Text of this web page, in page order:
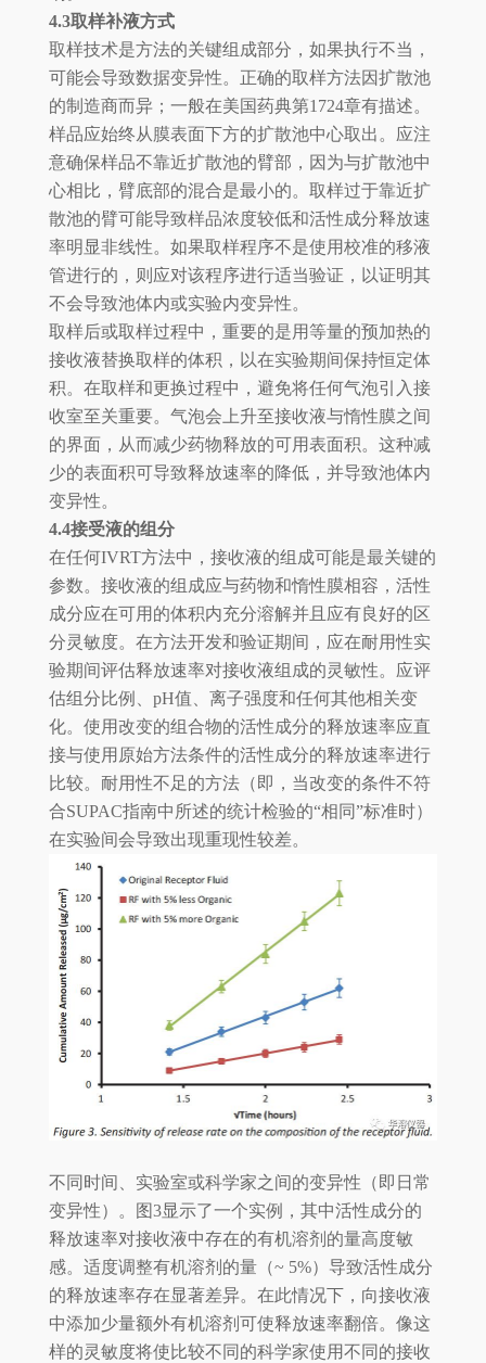
4.3取样补液方式
取样技术是方法的关键组成部分，如果执行不当，
可能会导致数据变异性。正确的取样方法因扩散池
的制造商而异；一般在美国药典第1724章有描述。
样品应始终从膜表面下方的扩散池中心取出。应注
意确保样品不靠近扩散池的臂部，因为与扩散池中
心相比，臂底部的混合是最小的。取样过于靠近扩
散池的臂可能导致样品浓度较低和活性成分释放速
率明显非线性。如果取样程序不是使用校准的移液
管进行的，则应对该程序进行适当验证，以证明其
不会导致池体内或实验内变异性。
取样后或取样过程中，重要的是用等量的预加热的
接收液替换取样的体积，以在实验期间保持恒定体
积。在取样和更换过程中，避免将任何气泡引入接
收室至关重要。气泡会上升至接收液与惰性膜之间
的界面，从而减少药物释放的可用表面积。这种减
少的表面积可导致释放速率的降低，并导致池体内
变异性。
4.4接受液的组分
在任何IVRT方法中，接收液的组成可能是最关键的
参数。接收液的组成应与药物和惰性膜相容，活性
成分应在可用的体积内充分溶解并且应有良好的区
分灵敏度。在方法开发和验证期间，应在耐用性实
验期间评估释放速率对接收液组成的灵敏性。应评
估组分比例、pH值、离子强度和任何其他相关变
化。使用改变的组合物的活性成分的释放速率应直
接与使用原始方法条件的活性成分的释放速率进行
比较。耐用性不足的方法（即，当改变的条件不符
合SUPAC指南中所述的统计检验的“相同”标准时）
在实验间会导致出现重现性较差。
不同时间、实验室或科学家之间的变异性（即日常
变异性）。图3显示了一个实例，其中活性成分的
释放速率对接收液中存在的有机溶剂的量高度敏
感。适度调整有机溶剂的量（~ 5%）导致活性成分
的释放速率存在显著差异。在此情况下，向接收液
中添加少量额外有机溶剂可使释放速率翻倍。像这
样的灵敏度将使比较不同的科学家使用不同的接收